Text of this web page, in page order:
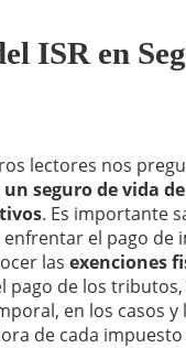
ISR en
lectores nos
un seguro de vida
. Es importante
el pago de
las exenciones
pago de los
en los casos y
de cada